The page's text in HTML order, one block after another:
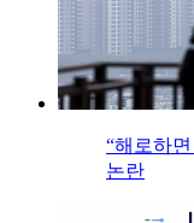
“해로하면
논란